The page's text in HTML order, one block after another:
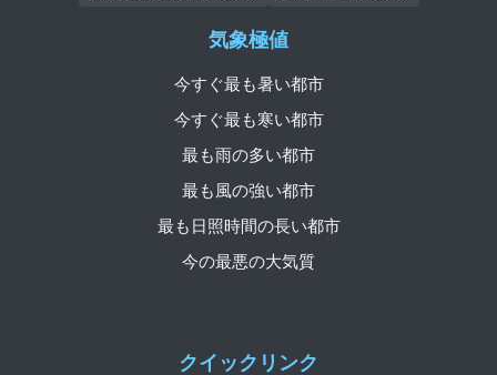
クイックリンク
気象極値
今すぐ最も暑い都市
今すぐ最も寒い都市
最も雨の多い都市
最も風の強い都市
最も日照時間の長い都市
今の最悪の大気質